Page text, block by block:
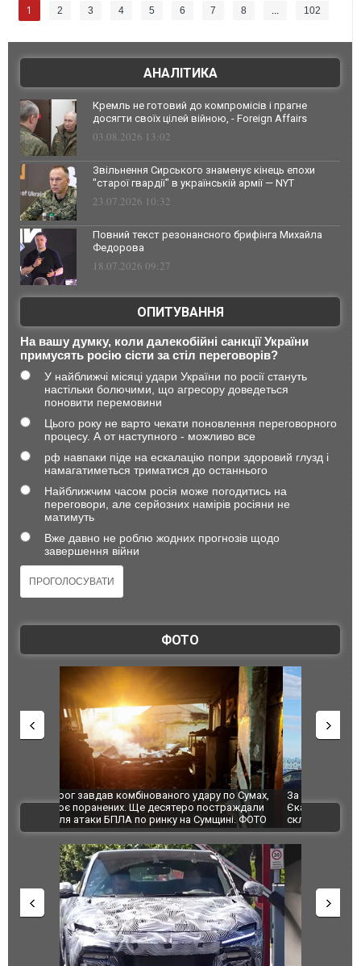
1 2 3 4 5 6 7 8 ... 102
АНАЛІТИКА
Кремль не готовий до компромісів і прагне
досягти своїх цілей війною, - Foreign Affairs
03.08.2026 13:02
Звільнення Сирського знаменує кінець епохи
"старої гвардії" в українській армії — NYT
23.07.2026 10:32
Повний текст резонансного брифінга Михайла
Федорова
18.07.2026 09:27
ОПИТУВАННЯ
На вашу думку, коли далекобійні санкції України
примусять росію сісти за стіл переговорів?
У найближчі місяці удари України по росії стануть
настільки болючими, що агресору доведеться
поновити перемовини
Цього року не варто чекати поновлення переговорного
процесу. А от наступного - можливо все
рф навпаки піде на ескалацію попри здоровий глузд і
намагатиметься триматися до останнього
Найближчим часом росія може погодитись на
переговори, але серйозних намірів росіяни не
матимуть
Вже давно не роблю жодних прогнозів щодо
завершення війни
ФОТО
За 2000 кілометрів від кордону з Україною: в
Єкатеринбурзі після атаки дронів загорівся
склад Wildberries. ФОТО. ВІДЕО
"Мої
ВІДЕО